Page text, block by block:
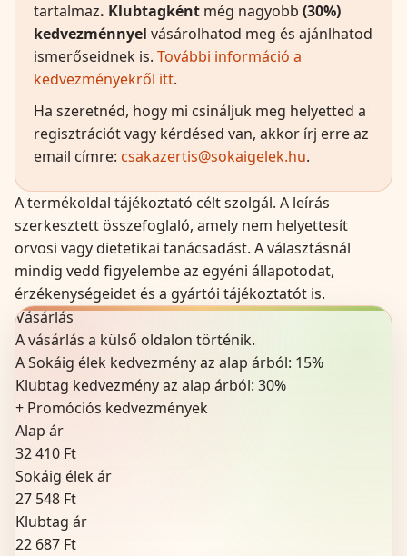
tartalmaz. Klubtagként még nagyobb (30%)
kedvezménnyel vásárolhatod meg és ajánlhatod
ismerőseidnek is. További információ a
kedvezményekről itt.
Ha szeretnéd, hogy mi csináljuk meg helyetted a
regisztrációt vagy kérdésed van, akkor írj erre az
email címre: csakazertis@sokaigelek.hu.
A termékoldal tájékoztató célt szolgál. A leírás
szerkesztett összefoglaló, amely nem helyettesít
orvosi vagy dietetikai tanácsadást. A választásnál
mindig vedd figyelembe az egyéni állapotodat,
érzékenységeidet és a gyártói tájékoztatót is.
Vásárlás
A vásárlás a külső oldalon történik.
A Sokáig élek kedvezmény az alap árból: 15%
Klubtag kedvezmény az alap árból: 30%
+ Promóciós kedvezmények
Alap ár
32 410 Ft
Sokáig élek ár
27 548 Ft
Klubtag ár
22 687 Ft